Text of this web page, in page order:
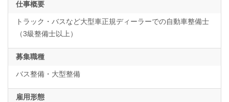
仕事概要
トラック・バスなど大型車正規ディーラーでの自動車整備士
（3級整備士以上）
募集職種
バス整備・大型整備
雇用形態